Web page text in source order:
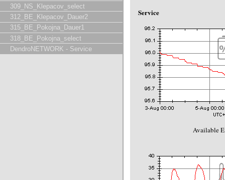
309_NS_Klepacov_select
312_BE_Klepacov_Dauer2
315_BE_Pokojna_Dauer1
318_BE_Pokojna_select
DendroNETWORK - Service
Service
Available